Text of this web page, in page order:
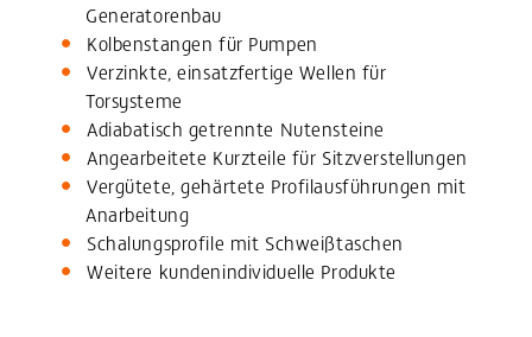
Generatorenbau
Kolbenstangen für Pumpen
Verzinkte, einsatzfertige Wellen für
Torsysteme
Adiabatisch getrennte Nutensteine
Angearbeitete Kurzteile für Sitzverstellungen
Vergütete, gehärtete Profilausführungen mit
Anarbeitung
Schalungsprofile mit Schweißtaschen
Weitere kundenindividuelle Produkte